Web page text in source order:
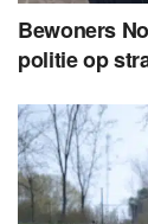
Bewoners
politie op